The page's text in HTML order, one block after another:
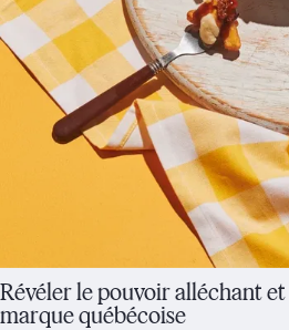
Révéler le pouvoir alléchant
marque québécoise